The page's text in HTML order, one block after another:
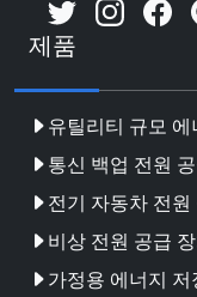
제품
유틸리티 규모
통신 백업 전원
전기 자동차 전원
비상 전원 공급
가정용 에너지 저